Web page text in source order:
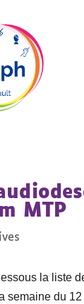
MTP
la liste
semaine du